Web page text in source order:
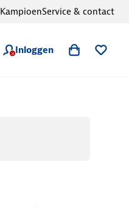
Inloggen
KampioenService & contact